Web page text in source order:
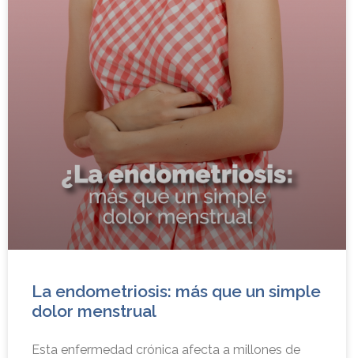
La endometriosis: más que un simple
dolor menstrual
Esta enfermedad crónica afecta a millones de